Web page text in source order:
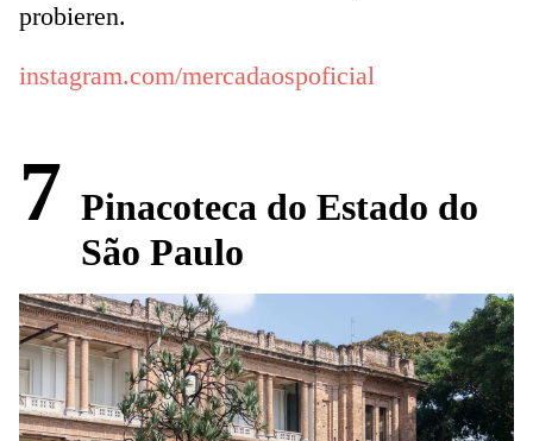
probieren.
instagram.com/mercadaospoficial
7 Pinacoteca do Estado do
São Paulo